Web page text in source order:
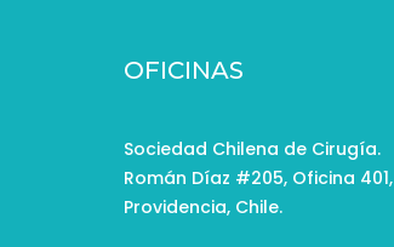
OFICINAS
Sociedad Chilena de Cirugía.
Román Díaz #205, Oficina 401,
Providencia, Chile.